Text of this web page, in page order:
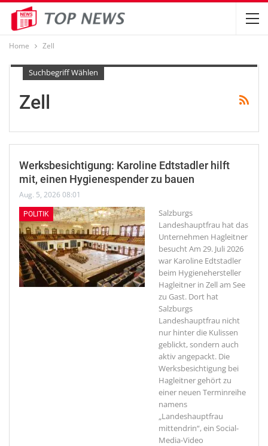
Home Zell
Suchbegriff Wählen
Zell
Werksbesichtigung: Karoline Edtstadler hilft
mit, einen Hygienespender zu bauen
Aug. 5, 2026 08:01
POLITIK
Salzburgs
Landeshauptfrau hat das
Unternehmen Hagleitner
besuchtAm 29. Juli 2026
war Karoline Edtstadler
beim Hygienehersteller
Hagleitner in Zell am See
zu Gast. Dort hat
Salzburgs
Landeshauptfrau nicht
nur hinter die Kulissen
geblickt, sondern auch
aktiv angepackt. Die
Werksbesichtigung bei
Hagleitner gehört zu
einer neuen Terminreihe
namens
„Landeshauptfrau
mittendrin“, ein Social-
Media-Video